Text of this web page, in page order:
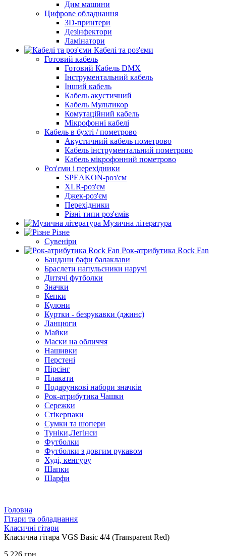
Дим машини
Цифрове обладнання
3D-принтери
Дезінфектори
Ламінатори
Кабелі та роз'єми
Готовий кабель
Готовий Кабель DMX
Інструментальний кабель
Інший кабель
Кабель акустичний
Кабель Мультикор
Комутаційний кабель
Мікрофонні кабелі
Кабель в бухті / пометрово
Акустичний кабель пометрово
Кабель інструментальний пометрово
Кабель мікрофонний пометрово
Роз'єми і перехідники
SPEAKON-роз'єм
XLR-роз'єм
Джек-роз'єм
Перехідники
Різні типи роз'ємів
Музична література
Різне
Сувеніри
Рок-атрибутика Rock Fan
Бандани бафи балаклави
Браслети напульсники наручі
Дитячі футболки
Значки
Кепки
Кулони
Куртки - безрукавки (джинс)
Ланцюги
Майки
Маски на обличчя
Нашивки
Перстені
Пірсінг
Плакати
Подарункові набори значків
Рок-атрибутика Чашки
Сережки
Стікерпаки
Сумки та шопери
Туніки,Легінси
Футболки
Футболки з довгим рукавом
Худі, кенгуру
Шапки
Шарфи
Головна
Гітари та обладнання
Класичні гітари
Класична гітара VGS Basic 4/4 (Transparent Red)
5 226 грн